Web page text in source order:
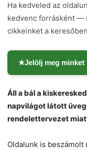
Ha kedveled az
kedvenc forrásként —
cikkeinket a
★Jelölj meg
Áll a bál a
napvilágot látott
rendelettervezet
Oldalunk is